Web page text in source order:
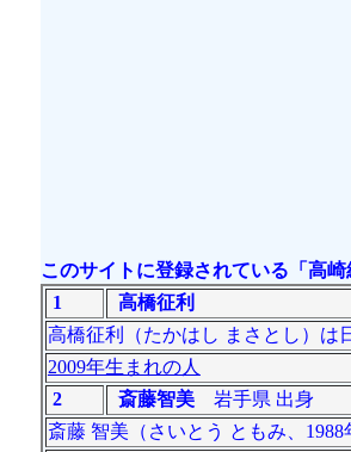
このサイトに登録されている「高
1
高橋征利
高橋征利（たかはし まさとし）は
2009年生まれの人
2
斎藤智美岩手県 出身
斎藤 智美（さいとう ともみ、